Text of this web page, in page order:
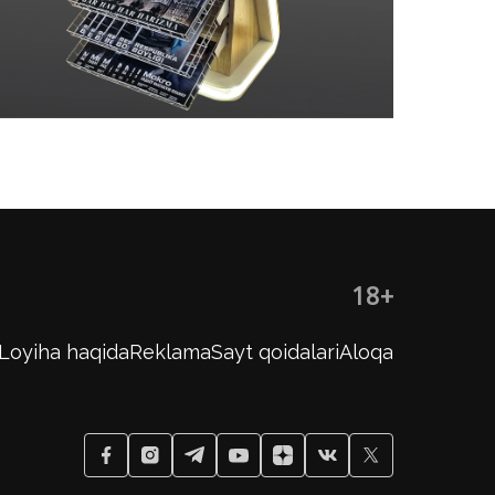
18+
Loyiha haqidaReklamaSayt qoidalariAloqa